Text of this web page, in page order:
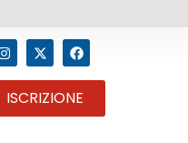
ISCRIZIONE